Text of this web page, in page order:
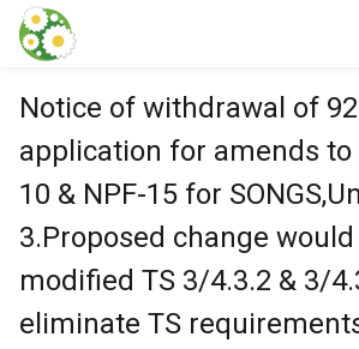
本文に飛ぶ
Notice of withdrawal of
application for amends to
10 & NPF-15 for
3.Proposed change
modified TS 3/4.3.2 & 3/
eliminate TS